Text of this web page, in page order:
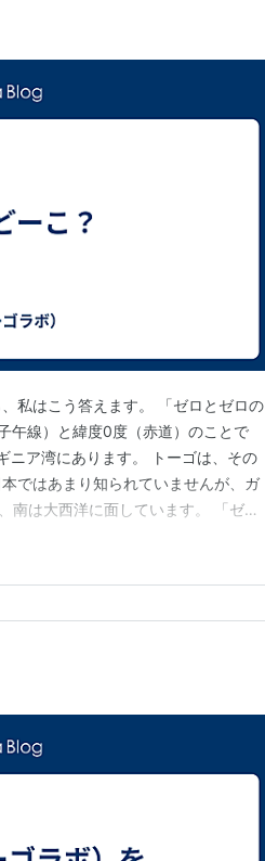
私はこう答えます。 「ゼロとゼロの
午線）と緯度0度（赤道）のことで
ニア湾にあります。 トーゴは、その
ではあまり知られていませんが、ガ
南は大西洋に面しています。 「ゼロ
文化や食、農業、ビジネス、そして